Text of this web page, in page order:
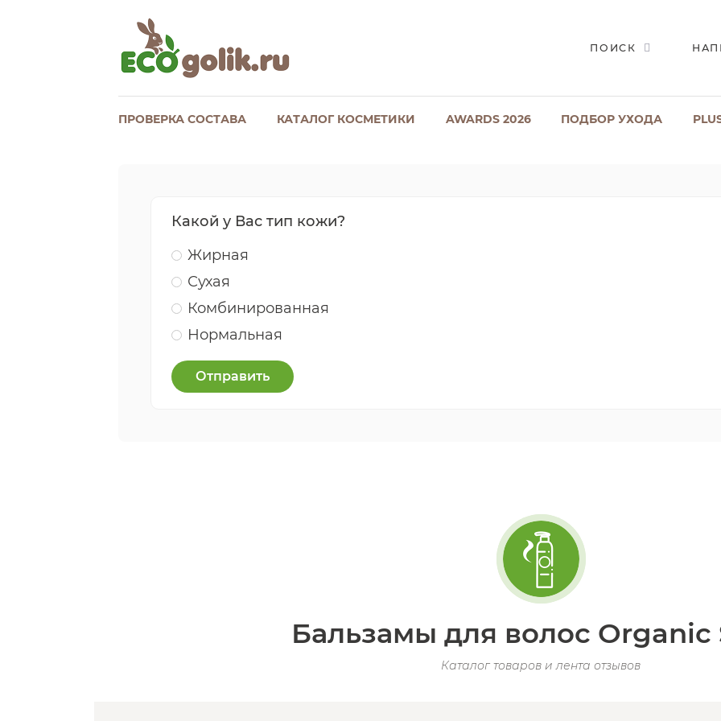
ПОИСК
ПРОВЕРКА СОСТАВА КАТАЛОГ КОСМЕТИКИ AWARDS 2026 ПОДБОР УХОДА
Какой у Вас тип кожи?
Жирная
Сухая
Комбинированная
Нормальная
Отправить
Бальзамы для волос Organic
Каталог товаров и лента отзывов